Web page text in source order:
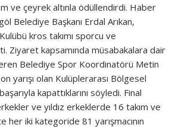
ve çeyrek altınla ödüllendirdi. Haber
Belediye Başkanı Erdal Arıkan,
kros takımı sporcu ve
Ziyaret kapsamında müsabakalara dair
Belediye Spor Koordinatörü Metin
yarışı olan Kulüplerarası Bölgesel
kapattıklarını söyledi. Final
ve yıldız erkeklerde 16 takım ve
iki kategoride 81 yarışmacının